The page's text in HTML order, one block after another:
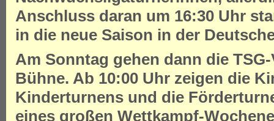
Anschluss daran um 16:30 Uhr
in die neue Saison in der
Am Sonntag gehen dann die
Bühne. Ab 10:00 Uhr zeigen die
Kinderturnens und die
eines großen Wettkampf-